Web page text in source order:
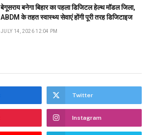
बेगूसराय बनेगा बिहार का पहला डिजिटल हेल्थ मॉडल जिला,
ABDM के तहत स्वास्थ्य सेवाएं होंगी पूरी तरह डिजिटाइज
JULY 14, 2026 12:04 PM
Twitter
Instagram